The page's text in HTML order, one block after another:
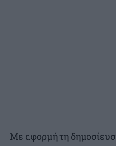
Με αφορμή τη